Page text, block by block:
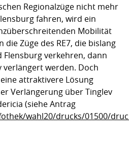
Regionalzüge nicht mehr
fahren, wird ein
Mobilität
die Züge des RE7, die bislang
verkehren, dann
verlängert werden. Doch
attraktivere Lösung
Verlängerung über Tinglev
(siehe Antrag
wahl20/drucks/01500/